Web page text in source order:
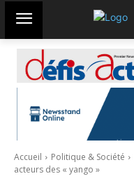
Accueil Politique & Société
acteurs des « yango »